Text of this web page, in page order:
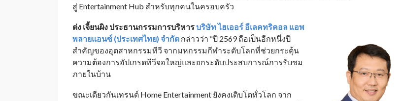
สู่ Entertainment Hub สำหรับทุกคนในครอบครัว
ต่ง เจี้ยนผิง ประธานกรรมการบริหารบริษัท ไฮเออร์ อีเลคทริคอล แอพ
พลายแอนซ์ (ประเทศไทย) จำกัด กล่าวว่า “ปี 2569 ถือเป็นอีกหนึ่งปี
สำคัญของอุตสาหกรรมทีวี จากมหกรรมกีฬาระดับโลกที่ช่วยกระตุ้น
ความต้องการอัปเกรดทีวีจอใหญ่และยกระดับประสบการณ์การรับชม
ภายในบ้าน
ขณะเดียวกันเทรนด์ Home Entertainment ยังคงเติบโตทั่วโลก จาก